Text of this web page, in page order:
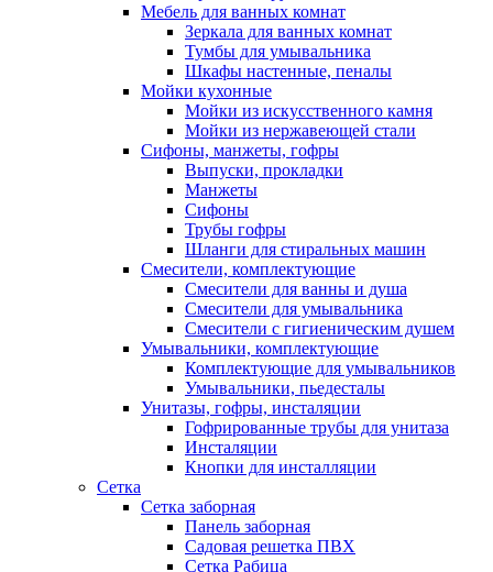
Мебель для ванных комнат
Зеркала для ванных комнат
Тумбы для умывальника
Шкафы настенные, пеналы
Мойки кухонные
Мойки из искусственного камня
Мойки из нержавеющей стали
Сифоны, манжеты, гофры
Выпуски, прокладки
Манжеты
Сифоны
Трубы гофры
Шланги для стиральных машин
Смесители, комплектующие
Смесители для ванны и душа
Смесители для умывальника
Смесители с гигиеническим душем
Умывальники, комплектующие
Комплектующие для умывальников
Умывальники, пьедесталы
Унитазы, гофры, инсталяции
Гофрированные трубы для унитаза
Инсталяции
Кнопки для инсталляции
Сетка
Сетка заборная
Панель заборная
Садовая решетка ПВХ
Сетка Рабица